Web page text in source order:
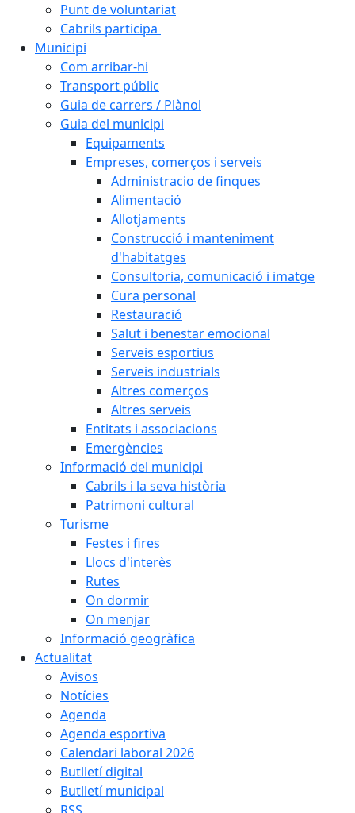
Punt de voluntariat
Cabrils participa
Municipi
Com arribar-hi
Transport públic
Guia de carrers / Plànol
Guia del municipi
Equipaments
Empreses, comerços i serveis
Administracio de finques
Alimentació
Allotjaments
Construcció i manteniment
d'habitatges
Consultoria, comunicació i imatge
Cura personal
Restauració
Salut i benestar emocional
Serveis esportius
Serveis industrials
Altres comerços
Altres serveis
Entitats i associacions
Emergències
Informació del municipi
Cabrils i la seva història
Patrimoni cultural
Turisme
Festes i fires
Llocs d'interès
Rutes
On dormir
On menjar
Informació geogràfica
Actualitat
Avisos
Notícies
Agenda
Agenda esportiva
Calendari laboral 2026
Butlletí digital
Butlletí municipal